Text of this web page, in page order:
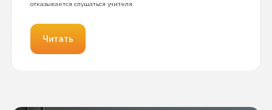
отказывается слушаться учителя.
Читать